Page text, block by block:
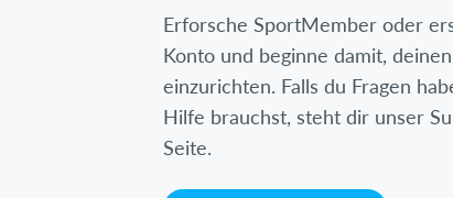
Erforsche SportMember oder
Konto und beginne damit,
einzurichten. Falls du Fragen
Hilfe brauchst, steht dir unser
Seite.